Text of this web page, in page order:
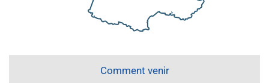
Comment venir